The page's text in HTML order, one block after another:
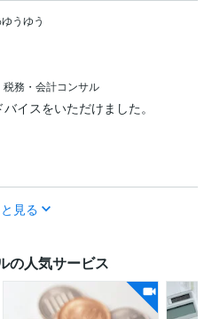
うゆう
税務・会計コンサル
イスをいただけました。
見る
の人気サービス